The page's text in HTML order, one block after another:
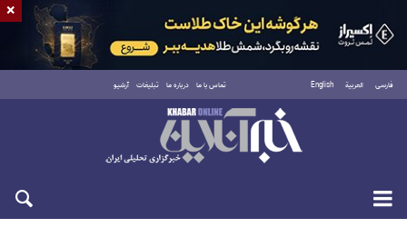
فارسی العربية English تماس با ما درباره ما تبلیغات آرشیو
پنجشنبه ۱۵ مرداد ۱۴۰۵
×